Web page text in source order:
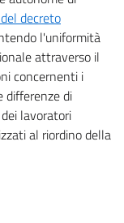
decreto
l'uniformità
attraverso il
concernenti i
differenze di
lavoratori
al riordino della